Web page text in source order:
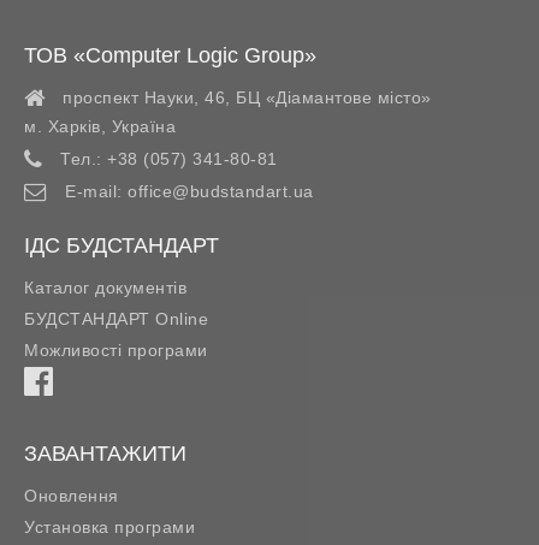
ТОВ «Computer Logic Group»
проспект Науки, 46, БЦ «Діамантове місто»
м. Харків
Україна
Тел.: +38 (057) 341-80-81
E-mail: office@budstandart.ua
ІДС БУДСТАНДАРТ
Каталог документів
БУДСТАНДАРТ Online
Можливості програми
ЗАВАНТАЖИТИ
Оновлення
Установка програми